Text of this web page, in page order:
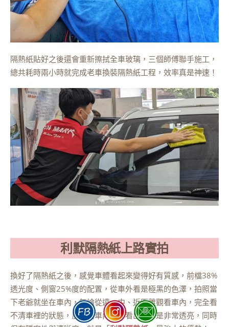
隔熱紙貼好之後還會重新擦拭全車玻璃，三個師傅聯手施工，
總共耗時兩小時就完成老車換裝隔熱紙工程，效率真是神速！
利默隔熱紙上路實拍
換好了隔熱紙之後，感覺車體看起來變得好有質感，前檔38%
透光度、側窗25%度的配置，從車外看是極黑的色澤，拍照當
下老爺就坐在車內，無論從遠、中、近距離觀看車內，完全看
不清車裡的狀態，反之由車內向外看出去卻是非常透亮，同時